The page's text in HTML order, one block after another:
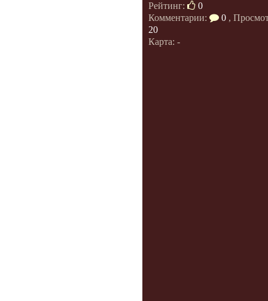
Рейтинг:
0
Комментарии:
0 ,
20
Карта: -